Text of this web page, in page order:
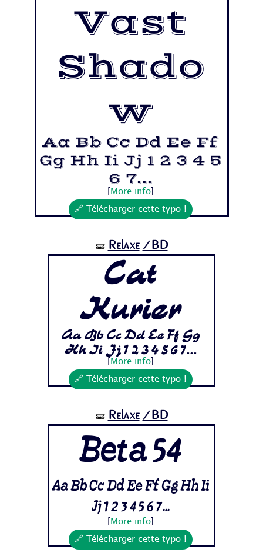
Vast
Shado
w
Aa Bb Cc Dd Ee Ff
Gg Hh Ii Jj 1 2 3 4 5
6 7...
More info]
🔗 Télécharger cette typo !
🝛 Relaxe /BD
Cat
Kurier
Aa Bb Cc Dd Ee Ff Gg
Hh Ii Jj 1 2 3 4 5 6 7...
More info]
🔗 Télécharger cette typo !
🝛 Relaxe /BD
Beta 54
Aa Bb Cc Dd Ee Ff Gg Hh Ii
Jj 1 2 3 4 5 6 7...
More info]
🔗 Télécharger cette typo !